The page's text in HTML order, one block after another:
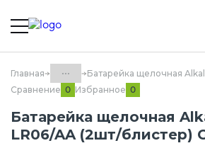
Главная ...
60.09 Элементы питания
GENERICA
Сравнение 0 Избранное 0
Батарейка щелочная
LR06/AA (2шт/блистер)